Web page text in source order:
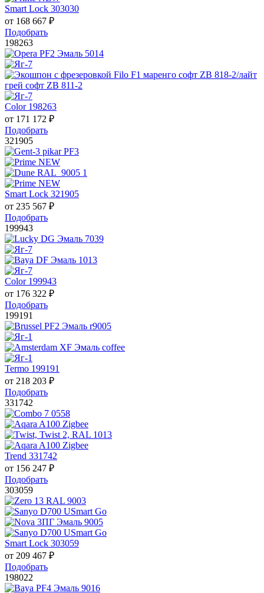
Smart Lock 303030
от 168 667 ₽
Подобрать
198263
Color 198263
от 171 172 ₽
Подобрать
321905
Smart Lock 321905
от 235 567 ₽
Подобрать
199943
Color 199943
от 176 322 ₽
Подобрать
199191
Termo 199191
от 218 203 ₽
Подобрать
331742
Trend 331742
от 156 247 ₽
Подобрать
303059
Smart Lock 303059
от 209 467 ₽
Подобрать
198022